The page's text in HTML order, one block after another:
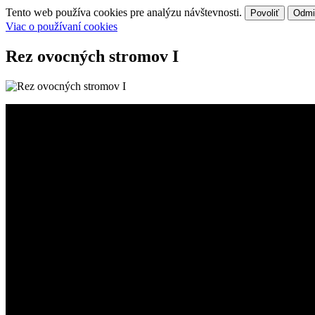
Tento web používa cookies pre analýzu návštevnosti. Povoliť
Viac o používaní cookies
Rez ovocných stromov I